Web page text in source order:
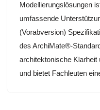
Modellierungslösungen
umfassende
(Vorabversion)
des ArchiMate®-
architektonische
und bietet Fachleuten